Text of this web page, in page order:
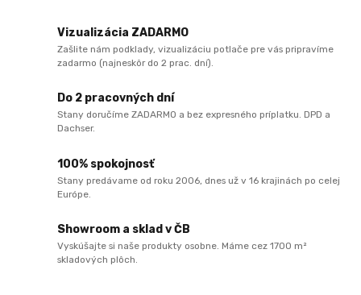
Vizualizácia ZADARMO
Zašlite nám podklady, vizualizáciu potlače pre vás pripravíme
zadarmo (najneskôr do 2 prac. dní).
Do 2 pracovných dní
Stany doručíme ZADARMO a bez expresného príplatku. DPD a
Dachser.
100% spokojnosť
Stany predávame od roku 2006, dnes už v 16 krajinách po celej
Európe.
Showroom a sklad v ČB
Vyskúšajte si naše produkty osobne. Máme cez 1700 m²
skladových plôch.